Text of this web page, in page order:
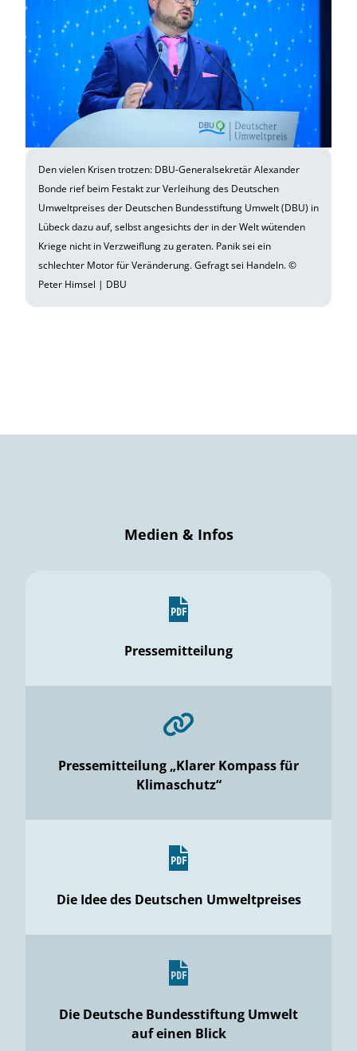
Den vielen Krisen trotzen: DBU-Generalsekretär Alexander
Bonde rief beim Festakt zur Verleihung des Deutschen
Umweltpreises der Deutschen Bundesstiftung Umwelt (DBU) in
Lübeck dazu auf, selbst angesichts der in der Welt wütenden
Kriege nicht in Verzweiflung zu geraten. Panik sei ein
schlechter Motor für Veränderung. Gefragt sei Handeln. ©
Peter Himsel | DBU
Medien & Infos
Pressemitteilung
Pressemitteilung „Klarer Kompass für
Klimaschutz“
Die Idee des Deutschen Umweltpreises
Die Deutsche Bundesstiftung Umwelt
auf einen Blick